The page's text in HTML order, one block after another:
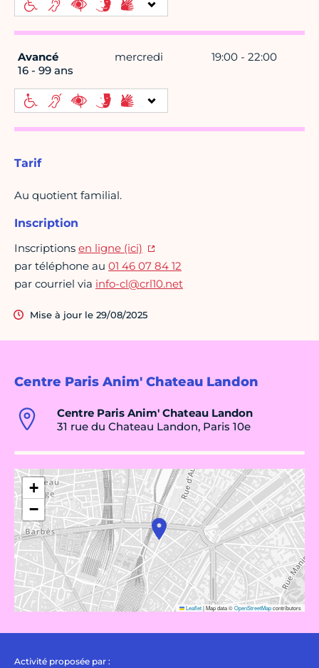
Centre Paris Anim' Chateau Landon
Centre Paris Anim' Chateau Landon
31 rue du Chateau Landon, Paris 10e
+
−
Leaflet|Map data ©OpenStreetMapcontributors
Activité proposée par :
Avancé
16 - 99 ans
mercredi 19:00 - 22:00
Tarif
Au quotient familial.
Inscription
Inscriptions en ligne (ici)
par téléphone au 01 46 07 84 12
par courriel via info-cl@crl10.net
Mise à jour le 29/08/2025